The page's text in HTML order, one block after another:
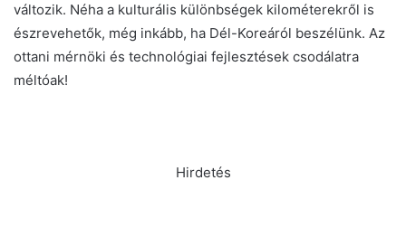
változik. Néha a kulturális különbségek kilométerekről is
észrevehetők, még inkább, ha Dél-Koreáról beszélünk. Az
ottani mérnöki és technológiai fejlesztések csodálatra
méltóak!
Hirdetés